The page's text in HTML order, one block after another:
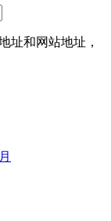
址和网站地址，